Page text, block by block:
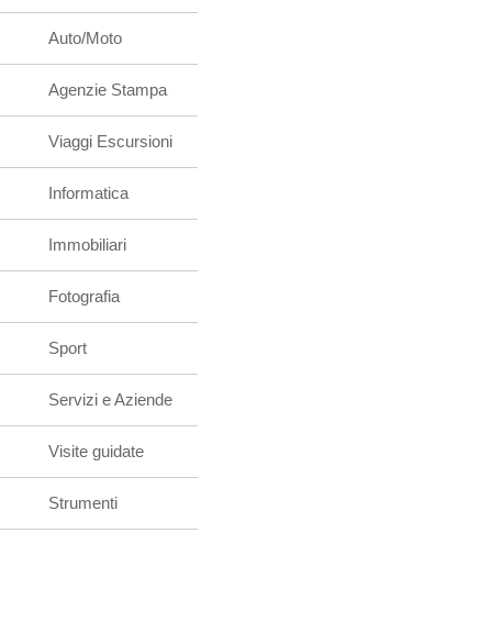
Auto/Moto
Agenzie Stampa
Viaggi Escursioni
Informatica
Immobiliari
Fotografia
Sport
Servizi e Aziende
Visite guidate
Strumenti